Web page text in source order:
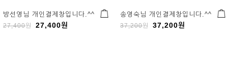
방선영님 개인결제창입니다.^^
27,400원 27,400원
송영숙님 개인결제창입니다.^^
37,200원 37,200원